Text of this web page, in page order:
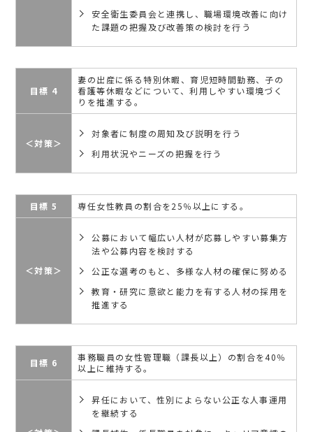
安全衛生委員会と連携し、職場環境改善に向け
た課題の把握及び改善策の検討を行う
目標 4
妻の出産に係る特別休暇、育児短時間勤務、子の
看護等休暇などについて、利用しやすい環境づく
りを推進する。
＜対策＞
対象者に制度の周知及び説明を行う
利用状況やニーズの把握を行う
目標 5 専任女性教員の割合を25％以上にする。
＜対策＞
公募において幅広い人材が応募しやすい募集方
法や公募内容を検討する
公正な選考のもと、多様な人材の確保に努める
教育・研究に意欲と能力を有する人材の採用を
推進する
目標 6
事務職員の女性管理職（課長以上）の割合を40％
以上に維持する。
昇任において、性別によらない公正な人事運用
を継続する